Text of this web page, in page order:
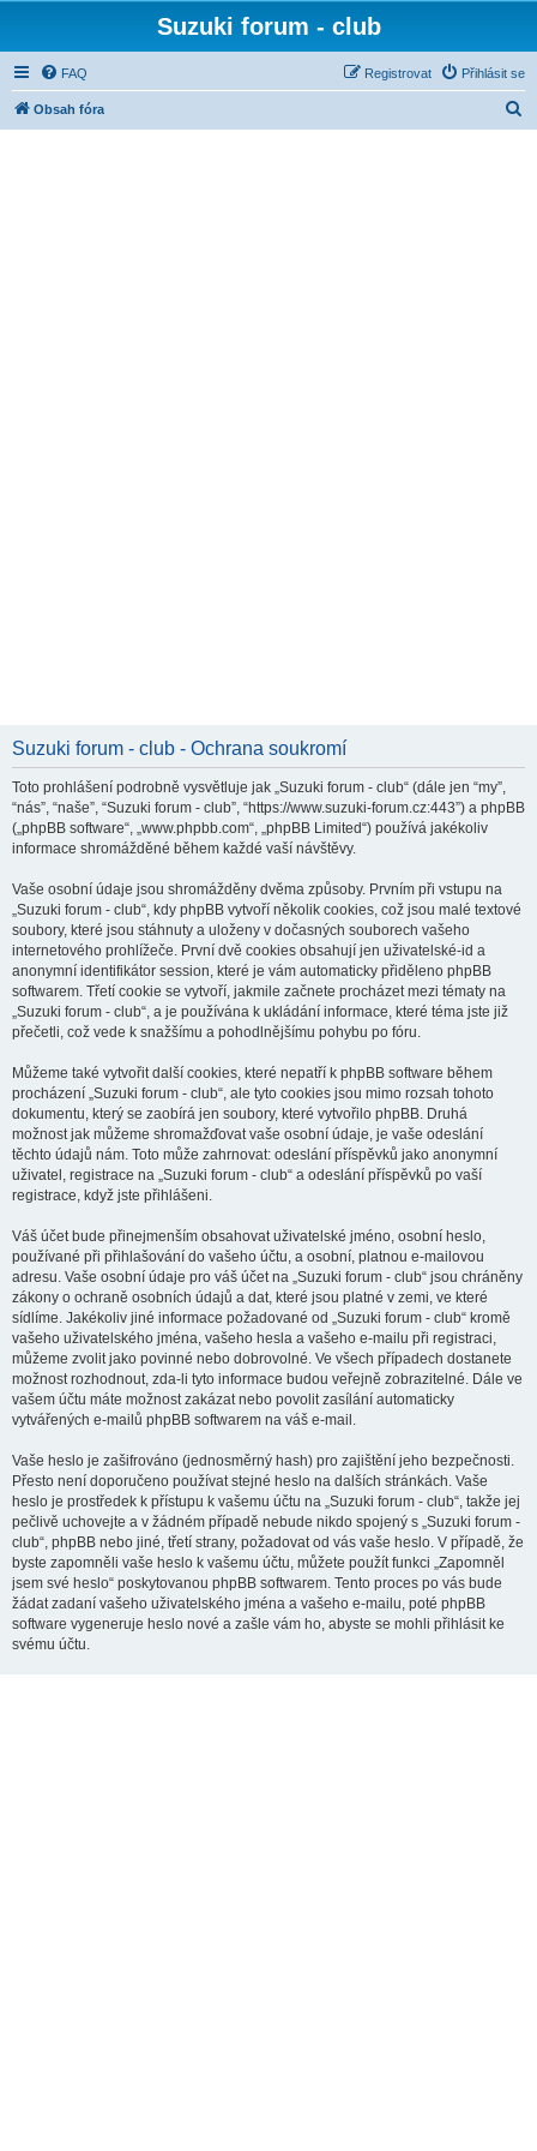
Suzuki forum - club
FAQ Přihlásit se
Registrovat
Obsah fóra
Suzuki forum - club - Ochrana soukromí
Toto prohlášení podrobně vysvětluje jak „Suzuki forum - club“ (dále jen “my”,
“nás”, “naše”, “Suzuki forum - club”, “https://www.suzuki-forum.cz:443”) a phpBB
(„phpBB software“, „www.phpbb.com“, „phpBB Limited“) používá jakékoliv
informace shromážděné během každé vaší návštěvy.
Vaše osobní údaje jsou shromážděny dvěma způsoby. Prvním při vstupu na
„Suzuki forum - club“, kdy phpBB vytvoří několik cookies, což jsou malé textové
soubory, které jsou stáhnuty a uloženy v dočasných souborech vašeho
internetového prohlížeče. První dvě cookies obsahují jen uživatelské-id a
anonymní identifikátor session, které je vám automaticky přiděleno phpBB
softwarem. Třetí cookie se vytvoří, jakmile začnete procházet mezi tématy na
„Suzuki forum - club“, a je používána k ukládání informace, které téma jste již
přečetli, což vede k snažšímu a pohodlnějšímu pohybu po fóru.
Můžeme také vytvořit další cookies, které nepatří k phpBB software během
procházení „Suzuki forum - club“, ale tyto cookies jsou mimo rozsah tohoto
dokumentu, který se zaobírá jen soubory, které vytvořilo phpBB. Druhá
možnost jak můžeme shromažďovat vaše osobní údaje, je vaše odeslání
těchto údajů nám. Toto může zahrnovat: odeslání příspěvků jako anonymní
uživatel, registrace na „Suzuki forum - club“ a odeslání příspěvků po vaší
registrace, když jste přihlášeni.
Váš účet bude přinejmenším obsahovat uživatelské jméno, osobní heslo,
používané při přihlašování do vašeho účtu, a osobní, platnou e-mailovou
adresu. Vaše osobní údaje pro váš účet na „Suzuki forum - club“ jsou chráněny
zákony o ochraně osobních údajů a dat, které jsou platné v zemi, ve které
sídlíme. Jakékoliv jiné informace požadované od „Suzuki forum - club“ kromě
vašeho uživatelského jména, vašeho hesla a vašeho e-mailu při registraci,
můžeme zvolit jako povinné nebo dobrovolné. Ve všech případech dostanete
možnost rozhodnout, zda-li tyto informace budou veřejně zobrazitelné. Dále ve
vašem účtu máte možnost zakázat nebo povolit zasílání automaticky
vytvářených e-mailů phpBB softwarem na váš e-mail.
Vaše heslo je zašifrováno (jednosměrný hash) pro zajištění jeho bezpečnosti.
Přesto není doporučeno používat stejné heslo na dalších stránkách. Vaše
heslo je prostředek k přístupu k vašemu účtu na „Suzuki forum - club“, takže jej
pečlivě uchovejte a v žádném případě nebude nikdo spojený s „Suzuki forum -
club“, phpBB nebo jiné, třetí strany, požadovat od vás vaše heslo. V případě, že
byste zapomněli vaše heslo k vašemu účtu, můžete použít funkci „Zapomněl
jsem své heslo“ poskytovanou phpBB softwarem. Tento proces po vás bude
žádat zadaní vašeho uživatelského jména a vašeho e-mailu, poté phpBB
software vygeneruje heslo nové a zašle vám ho, abyste se mohli přihlásit ke
svému účtu.